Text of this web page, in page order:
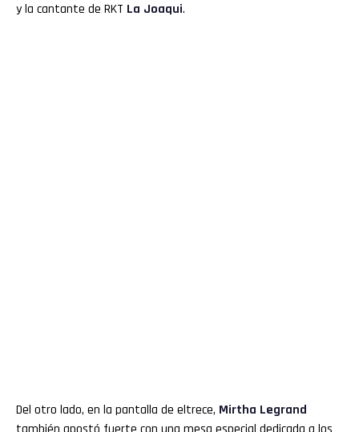
y la cantante de RKT La Joaqui.
Del otro lado, en la pantalla de eltrece, Mirtha Legrand